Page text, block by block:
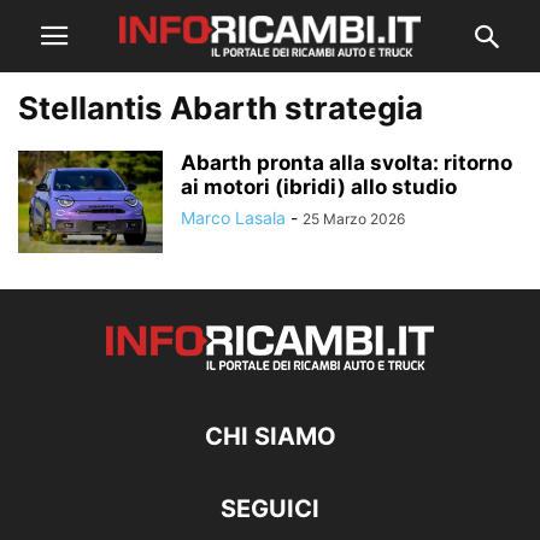
Stellantis Abarth strategia
Abarth pronta alla svolta: ritorno
ai motori (ibridi) allo studio
Marco Lasala - 25 Marzo 2026
CHI SIAMO
SEGUICI